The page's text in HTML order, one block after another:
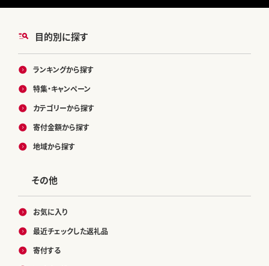
目的別に探す
ランキングから探す
特集・キャンペーン
カテゴリーから探す
寄付金額から探す
地域から探す
その他
お気に入り
最近チェックした返礼品
寄付する